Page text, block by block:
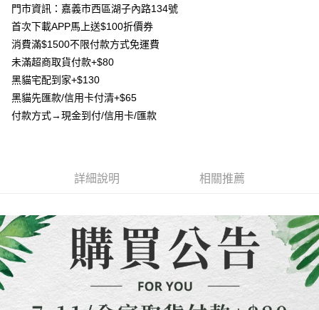
相關說明
【大哥付你分期使用說明】
2.付款方式選擇「大哥付你分期」，訂單成立後會自動跳轉到大哥付的交易
流程，驗證手機門號後，選擇欲分期的期數、繳款截止日，確認付款後即完
成交易。
3.實際核准額度、可分期數及費用金額請依後續交易確認頁面所載為準。
4.訂單成立30分鐘內，如未前往確認交易或遇審核未通過，訂單將自動取
消。如遇「轉專審核」未通過狀況，表示未達大哥付你分期系統評分，恕無
2.透過簡訊連結打開帳單後，可選擇「超商條碼／台灣大直營門市／銀行轉
【注意事項】
1.本服務係由「台灣大哥大股份有限公司」（以下簡稱本公司）所提供，讓
用戶於交易時，得透過本服務購買商品或服務，並由商店將買賣／分期付款
買賣價金債權讓與本公司後，依約使用本公司帳單繳交帳款。
2.基於同意付款使用「大哥付你分期」之契約關係目的，商店將以您的個人
資料（包含姓名、電話或地址）提供予台灣大哥大進項蒐集、處理及利用，
由本公司與您本人進行分期帳單所需資料之確認、核對及更正。
3.完整用戶服務條款，請詳閱以下連結：https://oppay.tw/userRule
AFTEE先享後付
相關說明
【關於「AFTEE先享後付」】
AFTEE先享後付是「在收到商品之後才付款」的支付方式。 讓您購物簡單
便利好安心！
１．簡單：不需註冊會員、不需綁卡、不需儲值。
２．便利：只要手機號碼，簡訊認證，即可結帳。
結帳頁面，進行簡訊認證並確認金額後，即可完成結帳。
ATM／網路銀行／等多元方式進行付款，方視為交易完成。
※ 請注意：結帳手續完成當下不需立刻繳費，但若您需要取消訂單，請聯絡
購買商品的店家。未經商家同意取消之訂單仍視為有效，需透過AFTEE先享
後付繳納相關費用。
※ 交易是否成功請以「AFTEE先享後付 」之結帳頁面顯示為準，若有關於
是否繳費成功／繳費後需取消欲退款等相關疑問，請聯繫「AFTEE先享後付
客戶支援中心」
ATM付款
貨到付款
每筆NT$80，滿NT$1,500(含以上)免運費
每筆NT$80，滿NT$1,500(含以上)免運費
先付款宅配到府
每筆NT$65，滿NT$1,500(含以上)免運費
門市資訊：嘉義市西區湖子內路134號
首次下載APP馬上送$100折價券
消費滿$1500不限付款方式免運費
未滿超商取貨付款+$80
黑貓宅配到家+$130
黑貓先匯款/信用卡付清+$65
付款方式→現金到付/信用卡/匯款
詳細說明 相關推薦